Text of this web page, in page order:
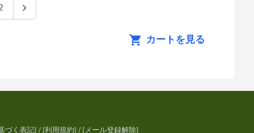
カートを見る
づく表記] / [利用規約] / [メール登録解除]